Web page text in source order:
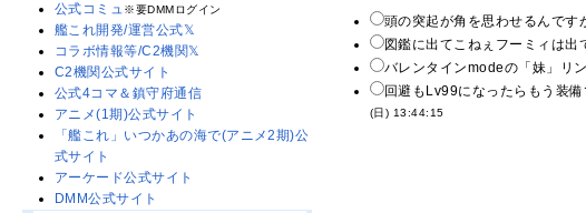
頭の突起が角を思わせるんで
図鑑に出てこねぇフーミィは出
バレンタインmodeの「妹」リ
回避もLv99になったらもう装
(日) 13:44:15
公式コミュ※要DMMログイン
艦これ開発/運営公式𝕏
コラボ情報等/C2機関𝕏
C2機関公式サイト
公式4コマ＆鎮守府通信
アニメ(1期)公式サイト
「艦これ」いつかあの海で(アニメ2期)公
式サイト
アーケード公式サイト
DMM公式サイト